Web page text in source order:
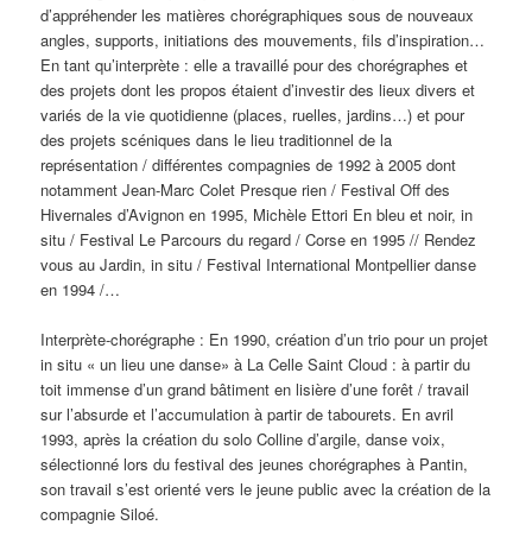
d’appréhender les matières chorégraphiques sous de nouveaux
angles, supports, initiations des mouvements, fils d’inspiration…
En tant qu’interprète : elle a travaillé pour des chorégraphes et
des projets dont les propos étaient d’investir des lieux divers et
variés de la vie quotidienne (places, ruelles, jardins…) et pour
des projets scéniques dans le lieu traditionnel de la
représentation / différentes compagnies de 1992 à 2005 dont
notamment Jean-Marc Colet Presque rien / Festival Off des
Hivernales d’Avignon en 1995, Michèle Ettori En bleu et noir, in
situ / Festival Le Parcours du regard / Corse en 1995 // Rendez
vous au Jardin, in situ / Festival International Montpellier danse
en 1994 /…
Interprète-chorégraphe : En 1990, création d’un trio pour un projet
in situ « un lieu une danse» à La Celle Saint Cloud : à partir du
toit immense d’un grand bâtiment en lisière d’une forêt / travail
sur l’absurde et l’accumulation à partir de tabourets. En avril
1993, après la création du solo Colline d’argile, danse voix,
sélectionné lors du festival des jeunes chorégraphes à Pantin,
son travail s’est orienté vers le jeune public avec la création de la
compagnie Siloé.